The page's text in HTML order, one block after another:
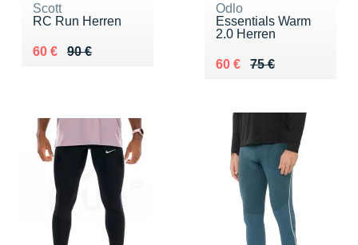
Scott
RC Run Herren
90 €
Au lieu de 90 €
60 €
Vendu 60 €
Odlo
Essentials Warm
2.0 Herren
75 €
Au lieu de 75 €
60 €
Vendu 60 €